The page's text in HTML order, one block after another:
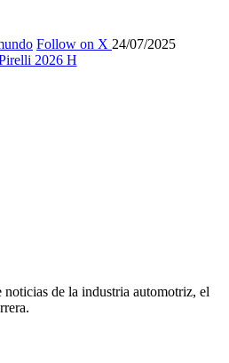
Follow on X 24/07/2025
noticias de la industria automotriz, el